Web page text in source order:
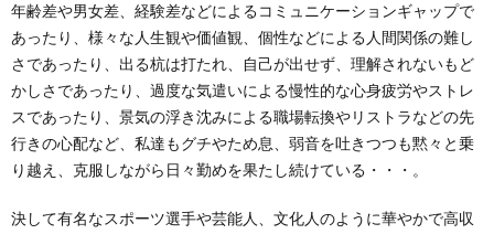
年齢差や男女差、経験差などによるコミュニケーションギャップで
あったり、様々な人生観や価値観、個性などによる人間関係の難し
さであったり、出る杭は打たれ、自己が出せず、理解されないもど
かしさであったり、過度な気遣いによる慢性的な心身疲労やストレ
スであったり、景気の浮き沈みによる職場転換やリストラなどの先
行きの心配など、私達もグチやため息、弱音を吐きつつも黙々と乗
り越え、克服しながら日々勤めを果たし続けている・・・。
決して有名なスポーツ選手や芸能人、文化人のように華やかで高収